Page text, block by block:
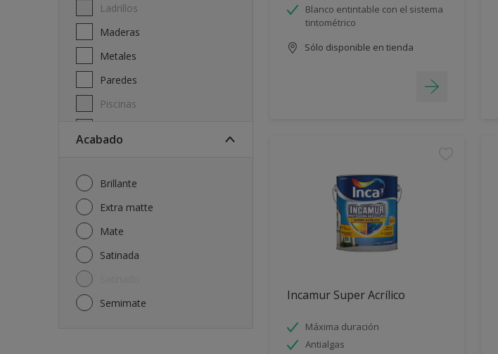
Ladrillos
Maderas
Metales
Paredes
Piscinas
Acabado
Brillante
Extra matte
Mate
Satinada
Semimate
Blanco entintable con el sistema
tintométrico
Sólo disponible en tienda
Incamur Super Acrílico
Máxima duración
Antialgas